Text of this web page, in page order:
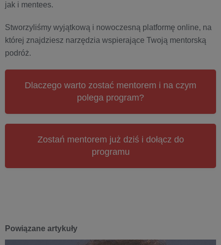
jak i mentees.
Stworzyliśmy wyjątkową i nowoczesną platformę online, na
której znajdziesz narzędzia wspierające Twoją mentorską
podróż.
Dlaczego warto zostać mentorem i na czym
polega program?
Zostań mentorem już dziś i dołącz do
programu
Powiązane artykuły